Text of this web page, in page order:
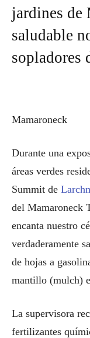
jardines de
saludable
sopladores
Mamaroneck
Durante una
áreas verdes
Summit de
del Mamaroneck
encanta nuestro
verdaderamente
de hojas a
mantillo (mulch)
La supervisora
fertilizantes